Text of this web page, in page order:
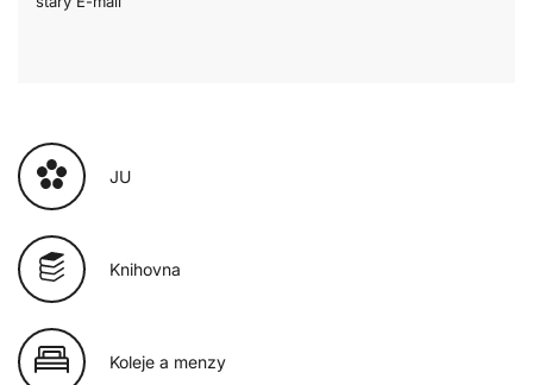
JU
Knihovna
Koleje a menzy